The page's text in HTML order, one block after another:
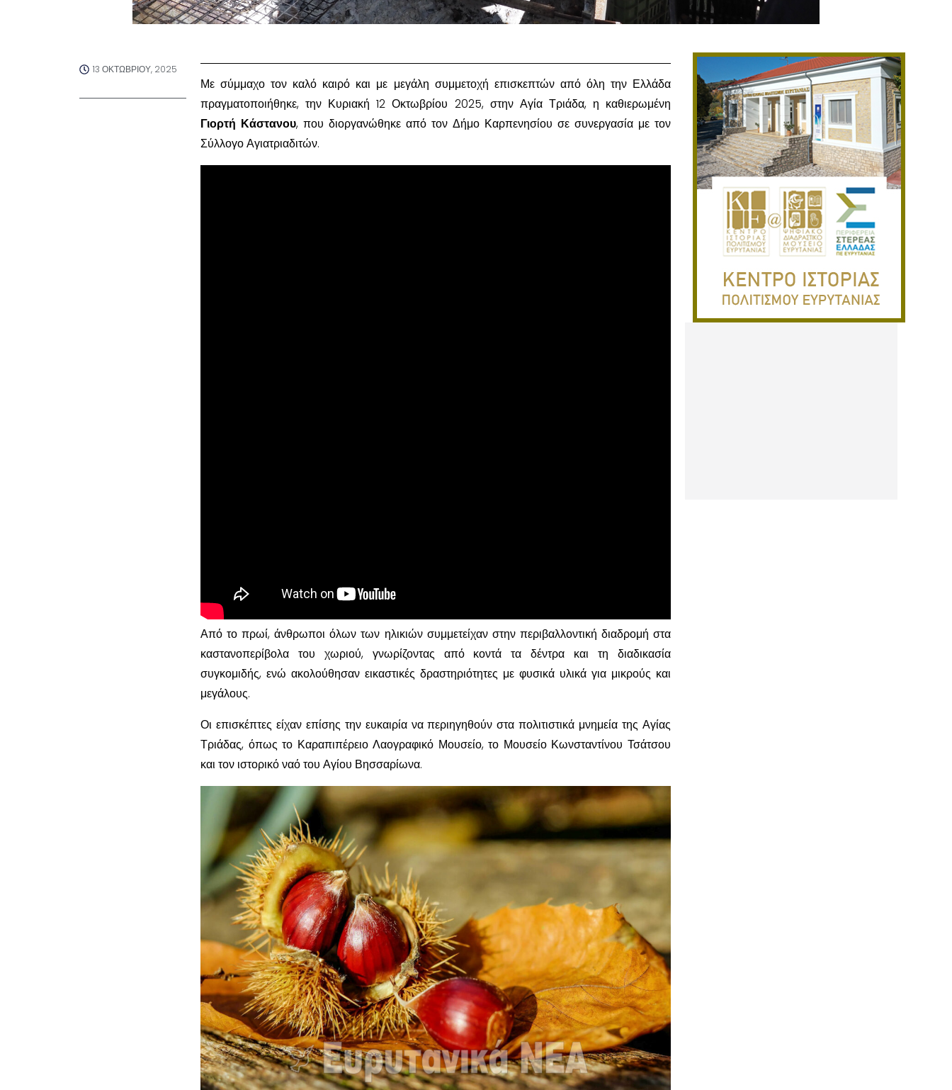
13 ΟΚΤΩΒΡΊΟΥ, 2025
Με σύμμαχο τον καλό καιρό και με μεγάλη συμμετοχή επισκεπτών από όλη την Ελλάδα
πραγματοποιήθηκε, την Κυριακή 12 Οκτωβρίου 2025, στην Αγία Τριάδα, η καθιερωμένη
Γιορτή Κάστανου, που διοργανώθηκε από τον Δήμο Καρπενησίου σε συνεργασία με τον
Σύλλογο Αγιατριαδιτών.
Από το πρωί, άνθρωποι όλων των ηλικιών συμμετείχαν στην περιβαλλοντική διαδρομή στα
καστανοπερίβολα του χωριού, γνωρίζοντας από κοντά τα δέντρα και τη διαδικασία
συγκομιδής, ενώ ακολούθησαν εικαστικές δραστηριότητες με φυσικά υλικά για μικρούς και
μεγάλους.
Οι επισκέπτες είχαν επίσης την ευκαιρία να περιηγηθούν στα πολιτιστικά μνημεία της Αγίας
Τριάδας, όπως το Καραπιπέρειο Λαογραφικό Μουσείο, το Μουσείο Κωνσταντίνου Τσάτσου
και τον ιστορικό ναό του Αγίου Βησσαρίωνα.